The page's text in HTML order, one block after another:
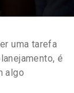
uma tarefa
é
algo